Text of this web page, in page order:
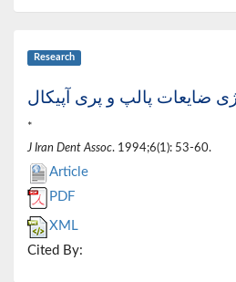
Research
ضایعات پالپ و پری آپیکال
*
J Iran Dent Assoc. 1994;6(1): 53-60.
Article
PDF
XML
Cited By: